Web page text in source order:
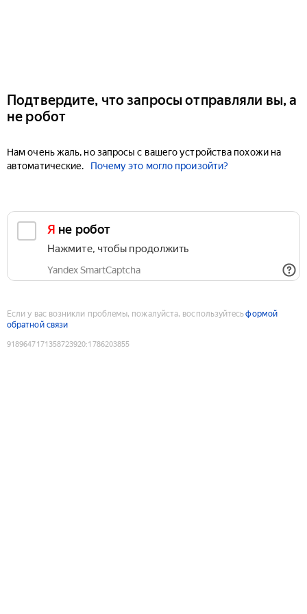
Подтвердите, что запросы отправляли вы, а
не робот
Нам очень жаль, но запросы с вашего устройства похожи на
автоматические.
Почему это могло произойти?
Я не робот
Нажмите, чтобы продолжить
Yandex SmartCaptcha
Если у вас возникли проблемы, пожалуйста, воспользуйтесьформой
обратной связи
9189647171358723920:1786203855